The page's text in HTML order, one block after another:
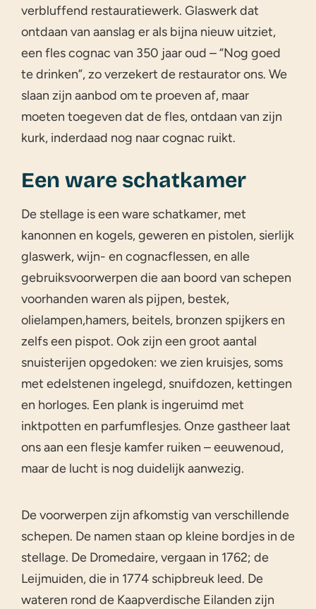
verbluffend restauratiewerk. Glaswerk dat
ontdaan van aanslag er als bijna nieuw uitziet,
een fles cognac van 350 jaar oud – “Nog goed
te drinken”, zo verzekert de restaurator ons. We
slaan zijn aanbod om te proeven af, maar
moeten toegeven dat de fles, ontdaan van zijn
kurk, inderdaad nog naar cognac ruikt.
Een ware schatkamer
De stellage is een ware schatkamer, met
kanonnen en kogels, geweren en pistolen, sierlijk
glaswerk, wijn- en cognacflessen, en alle
gebruiksvoorwerpen die aan boord van schepen
voorhanden waren als pijpen, bestek,
olielampen,hamers, beitels, bronzen spijkers en
zelfs een pispot. Ook zijn een groot aantal
snuisterijen opgedoken: we zien kruisjes, soms
met edelstenen ingelegd, snuifdozen, kettingen
en horloges. Een plank is ingeruimd met
inktpotten en parfumflesjes. Onze gastheer laat
ons aan een flesje kamfer ruiken – eeuwenoud,
maar de lucht is nog duidelijk aanwezig.
De voorwerpen zijn afkomstig van verschillende
schepen. De namen staan op kleine bordjes in de
stellage. De Dromedaire, vergaan in 1762; de
Leijmuiden, die in 1774 schipbreuk leed. De
wateren rond de Kaapverdische Eilanden zijn